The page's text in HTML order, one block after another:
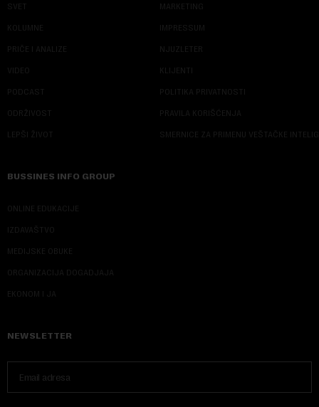
SVET
KOLUMNE
PRIČE I ANALIZE
VIDEO
PODCAST
ODRŽIVOST
LEPŠI ŽIVOT
MARKETING
IMPRESSUM
NJUZLETER
KLIJENTI
POLITIKA PRIVATNOSTI
PRAVILA KORIŠĆENJA
SMERNICE ZA PRIMENU VEŠTAČKE
BUSSINES INFO GROUP
ONLINE EDUKACIJE
IZDAVAŠTVO
MEDIJSKE OBUKE
ORGANIZACIJA DOGADJAJA
EKONOM I JA
NEWSLETTER